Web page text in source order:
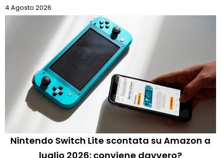
4 Agosto 2026
Nintendo Switch Lite scontata su Amazon a
luglio 2026: conviene davvero?